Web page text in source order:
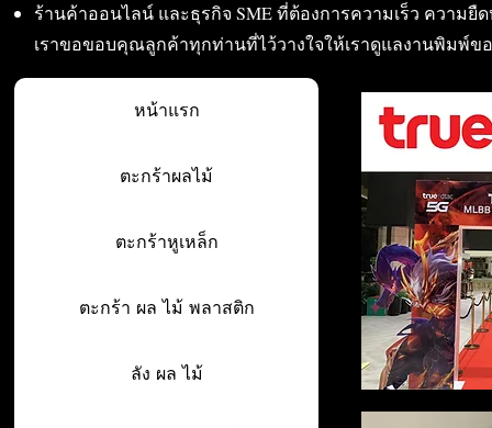
ร้านค้าออนไลน์ และธุรกิจ SME ที่ต้องการความเร็ว ความยื
เราขอขอบคุณลูกค้าทุกท่านที่ไว้วางใจให้เราดูแลงานพิมพ์ข
หน้าแรก
ตะกร้าผลไม้
ตะกร้าหูเหล็ก
ตะกร้า ผล ไม้ พลาสติก
ลัง ผล ไม้